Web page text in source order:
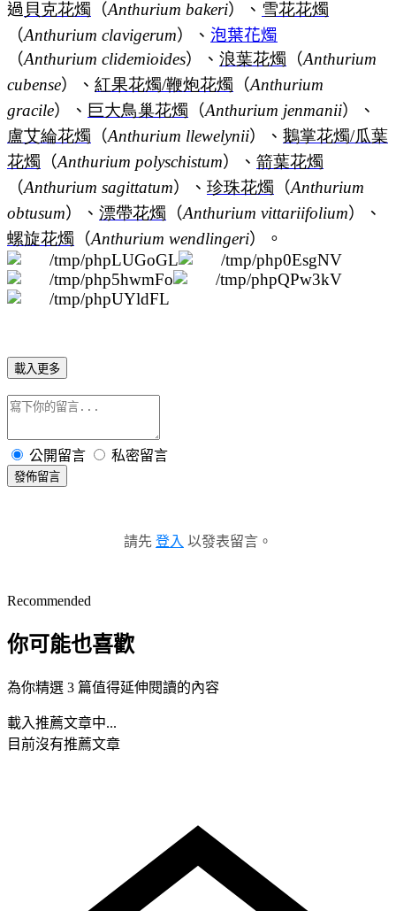
過 貝克花燭 （Anthurium bakeri）、 雪花花燭
（Anthurium clavigerum） 、 泡葉花燭
（Anthurium clidemioides） 、 浪葉花燭 （Anthurium
cubense）、 紅果花燭/鞭炮花燭 （Anthurium
gracile）、 巨大鳥巢花燭 （Anthurium jenmanii）、
盧艾綸花燭 （Anthurium llewelynii）、 鵝掌花燭/瓜葉
花燭 （Anthurium polyschistum）、 箭葉花燭
（Anthurium sagittatum）、 珍珠花燭 （Anthurium
obtusum）、 漂帶花燭 （Anthurium vittariifolium）、
螺旋花燭 （Anthurium wendlingeri）。
載入更多
公開留言 私密留言
發佈留言
請先 登入 以發表留言。
Recommended
你可能也喜歡
為你精選 3 篇值得延伸閱讀的內容
載入推薦文章中...
目前沒有推薦文章